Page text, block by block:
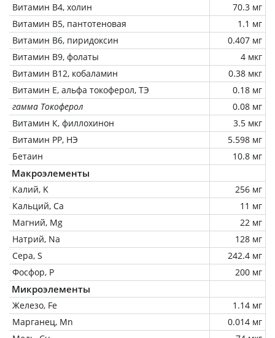
Витамин В4, холин
70.3 мг
Витамин В5, пантотеновая
1.1 мг
Витамин В6, пиридоксин
0.407 мг
Витамин В9, фолаты
4 мкг
Витамин В12, кобаламин
0.38 мкг
Витамин Е, альфа токоферол, ТЭ
0.18 мг
гамма Токоферол
0.08 мг
Витамин К, филлохинон
3.5 мкг
Витамин РР, НЭ
5.598 мг
Бетаин
10.8 мг
Макроэлементы
Калий, K
256 мг
Кальций, Ca
11 мг
Магний, Mg
22 мг
Натрий, Na
128 мг
Сера, S
242.4 мг
Фосфор, P
200 мг
Микроэлементы
Железо, Fe
1.14 мг
Марганец, Mn
0.014 мг